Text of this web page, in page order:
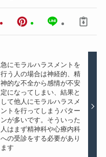
急にモラルハラスメントを
行う人の場合は神経的、精
神的な不全から感情が不安
定になってしまい、結果と
して他人にモラルハラスメ
ントを行ってしまうパター
ンが多いです。そういった
人はまず精神科や心療内科
への受診をする必要があり
ます